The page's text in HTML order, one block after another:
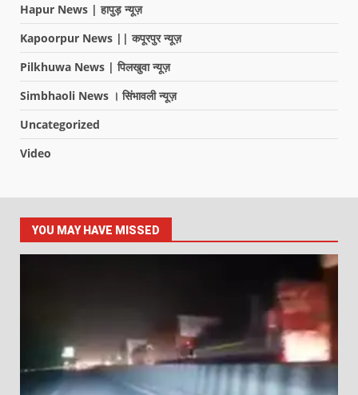
Hapur News | हापुड़ न्यूज़
Kapoorpur News || कपूरपुर न्यूज़
Pilkhuwa News | पिलखुवा न्यूज़
Simbhaoli News । सिंभावली न्यूज़
Uncategorized
Video
YOU MAY HAVE MISSED